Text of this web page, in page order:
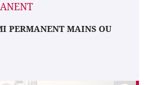
PERMANENT MAINS OU